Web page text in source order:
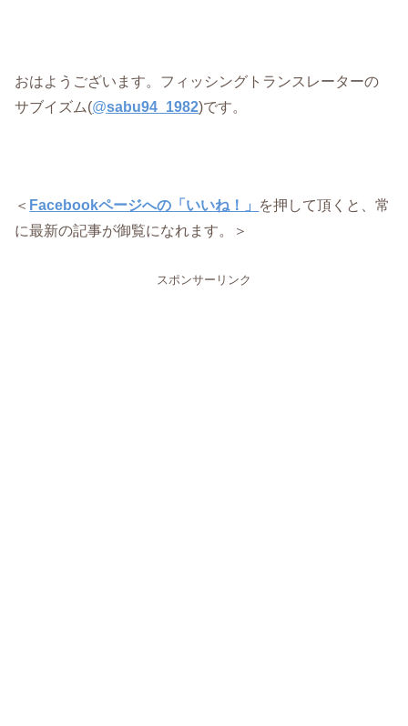
おはようございます。フィッシングトランスレーターの
サブイズム(@sabu94_1982)です。
＜ Facebookページへの「いいね！」 を押して頂くと、常
に最新の記事が御覧になれます。＞
スポンサーリンク